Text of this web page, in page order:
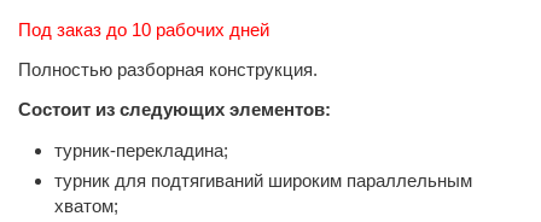
Под заказ до 10 рабочих дней
Полностью разборная конструкция.
Состоит из следующих элементов:
турник-перекладина;
турник для подтягиваний широким параллельным
хватом;